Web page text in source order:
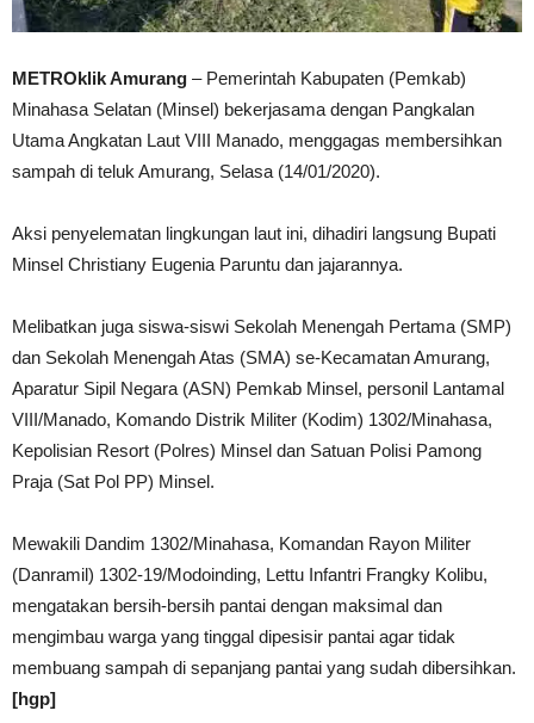
METROklik Amurang – Pemerintah Kabupaten (Pemkab)
Minahasa Selatan (Minsel) bekerjasama dengan Pangkalan
Utama Angkatan Laut VIII Manado, menggagas membersihkan
sampah di teluk Amurang, Selasa (14/01/2020).
Aksi penyelematan lingkungan laut ini, dihadiri langsung Bupati
Minsel Christiany Eugenia Paruntu dan jajarannya.
Melibatkan juga siswa-siswi Sekolah Menengah Pertama (SMP)
dan Sekolah Menengah Atas (SMA) se-Kecamatan Amurang,
Aparatur Sipil Negara (ASN) Pemkab Minsel, personil Lantamal
VIII/Manado, Komando Distrik Militer (Kodim) 1302/Minahasa,
Kepolisian Resort (Polres) Minsel dan Satuan Polisi Pamong
Praja (Sat Pol PP) Minsel.
Mewakili Dandim 1302/Minahasa, Komandan Rayon Militer
(Danramil) 1302-19/Modoinding, Lettu Infantri Frangky Kolibu,
mengatakan bersih-bersih pantai dengan maksimal dan
mengimbau warga yang tinggal dipesisir pantai agar tidak
membuang sampah di sepanjang pantai yang sudah dibersihkan.
[hgp]